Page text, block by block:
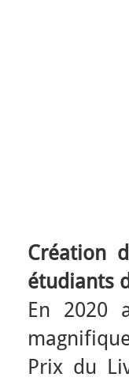
Création
étudiants
En 2020
Prix du